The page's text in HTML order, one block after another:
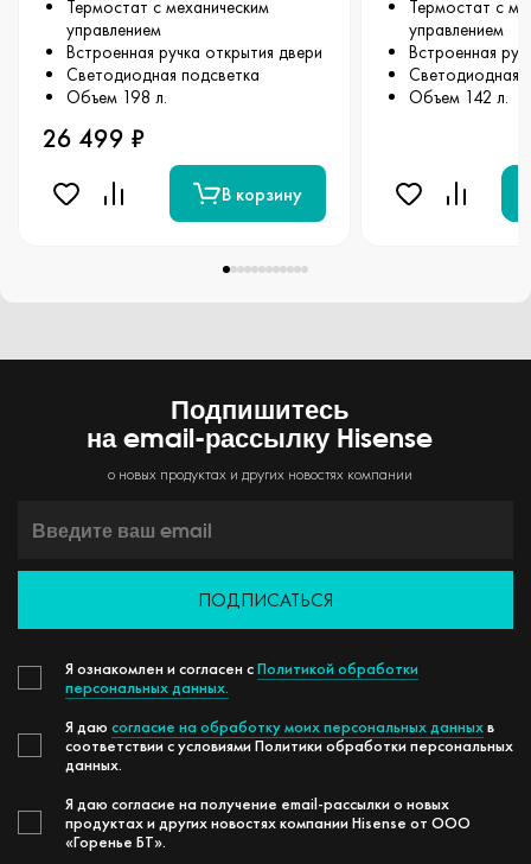
Термостат с механическим
управлением
Встроенная ручка открытия двери
Светодиодная подсветка
Объем 198 л.
26 499 ₽
В корзину
Термостат с
управлением
Встроенная
Светодиодная
Объем 142 л.
Подпишитесь
на email-рассылку Hisense
о новых продуктах и других новостях компании
ПОДПИСАТЬСЯ
Я ознакомлен и согласен сПолитикой обработки
персональных данных.
Я даю согласие на обработку моих персональных данныхв
соответствии с условиями Политики обработки персональных
данных.
Я даю согласие на получение email-рассылки о новых
продуктах и других новостях компании Hisense от ООО
«Горенье БТ».